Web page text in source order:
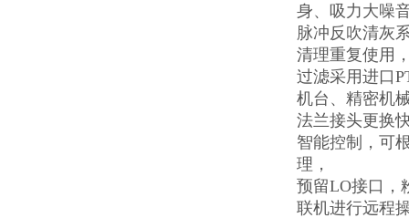
身、吸力大噪
脉冲反吹清灰
清理重复使用
过滤采用进口
机台、精密机
法兰接头更换
智能控制，可
理，
预留LO接口，
联机进行远程